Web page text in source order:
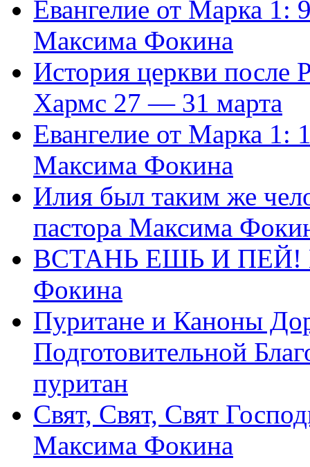
Евангелие от Марка 1:
Максима Фокина
История церкви
Хармс 27 — 31 марта
Евангелие от Марка 1:
Максима Фокина
Илия был таким же
пастора Максима
ВСТАНЬ ЕШЬ И ПЕЙ!
Фокина
Пуритане и Каноны
Подготовительной
пуритан
Свят, Свят, Свят
Максима Фокина